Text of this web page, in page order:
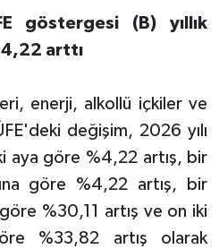
göstergesi (B) yıllık
arttı
enerji, alkollü içkiler ve
değişim, 2026 yılı
aya göre %4,22 artış, bir
göre %4,22 artış, bir
göre %30,11 artış ve on iki
%33,82 artış olarak